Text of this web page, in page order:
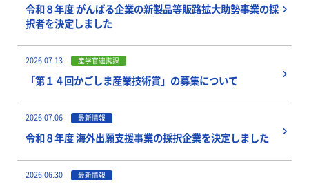
令和８年度 がんばる企業の新製品等販路拡大助勢事業の採
択者を決定しました
2026.07.13 産学官連携課
「第１４回かごしま産業技術賞」の募集について
2026.07.06 最新情報
令和８年度 海外出願支援事業の採択企業を決定しました
2026.06.30 最新情報